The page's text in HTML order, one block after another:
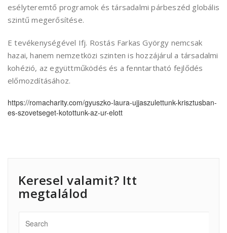
esélyteremtő programok és társadalmi párbeszéd globális
szintű megerősítése.
E tevékenységével Ifj. Rostás Farkas György nemcsak
hazai, hanem nemzetközi szinten is hozzájárul a társadalmi
kohézió, az együttműködés és a fenntartható fejlődés
előmozdításához.
https://romacharity.com/gyuszko-laura-ujjaszulettunk-krisztusban-
es-szovetseget-kotottunk-az-ur-elott
Keresel valamit? Itt
megtalálod